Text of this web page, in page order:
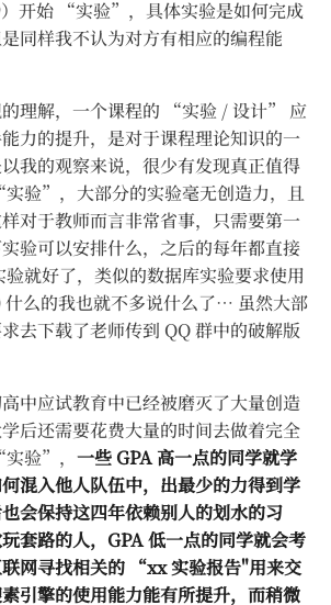
开始 “实验”，具体实验是如何完成
同样我不认为对方有相应的编程能
理解，一个课程的 “实验 / 设计” 应
力的提升，是对于课程理论知识的一
我的观察来说，很少有发现真正值得
验”，大部分的实验毫无创造力，且
对于教师而言非常省事，只需要第一
验可以安排什么，之后的每年都直接
就好了，类似的数据库实验要求使用
么的我也就不多说什么了… 虽然大部
去下载了老师传到 QQ 群中的破解版
中应试教育中已经被磨灭了大量创造
后还需要花费大量的时间去做着完全
验”， 一些 GPA 高一点的同学就学
混入他人队伍中，出最少的力得到学
会保持这四年依赖别人的划水的习
套路的人，GPA 低一点的同学就会考
网寻找相关的 “xx 实验报告"用来交
引擎的使用能力能有所提升，而稍微